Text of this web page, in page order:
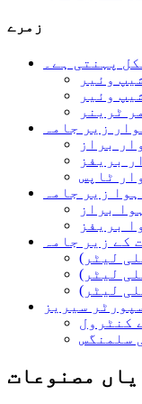
زمرے
پہنتی ہے۔
وئیر
وئیر
ٹرینر
زیر جامہ
براز
بریفز
ٹاپس
زیر جامہ
براز
بریفز
کے زیر جامہ
سیریز
کنٹرول
سلمنگس
مصنوعات